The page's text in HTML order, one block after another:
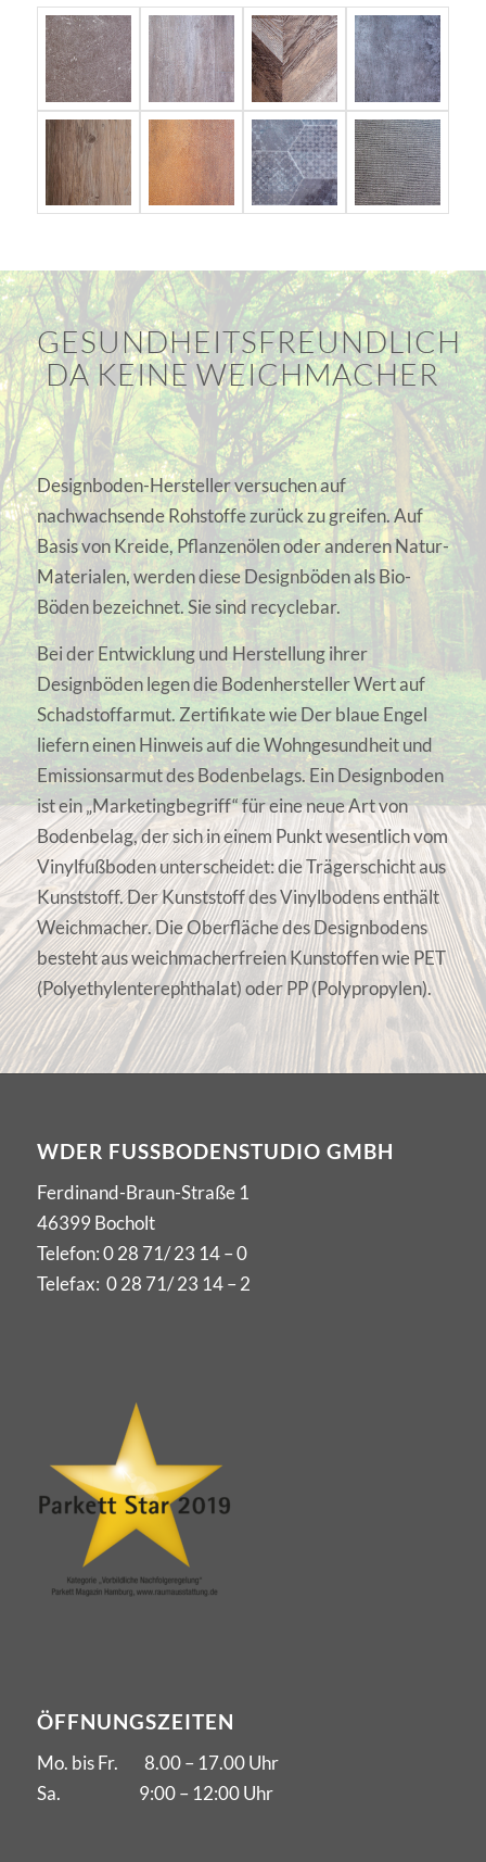
GESUNDHEITSFREUNDLICH
DA KEINE WEICHMACHER
Designboden-Hersteller versuchen auf
nachwachsende Rohstoffe zurück zu greifen. Auf
Basis von Kreide, Pflanzenölen oder anderen Natur-
Materialen, werden diese Designböden als Bio-
Böden bezeichnet. Sie sind recyclebar.
Bei der Entwicklung und Herstellung ihrer
Designböden legen die Bodenhersteller Wert auf
Schadstoffarmut. Zertifikate wie Der blaue Engel
liefern einen Hinweis auf die Wohngesundheit und
Emissionsarmut des Bodenbelags. Ein Designboden
ist ein „Marketingbegriff“ für eine neue Art von
Bodenbelag, der sich in einem Punkt wesentlich vom
Vinylfußboden unterscheidet: die Trägerschicht aus
Kunststoff. Der Kunststoff des Vinylbodens enthält
Weichmacher. Die Oberfläche des Designbodens
besteht aus weichmacherfreien Kunstoffen wie PET
(Polyethylenterephthalat) oder PP (Polypropylen).
WDER FUSSBODENSTUDIO GMBH
Ferdinand-Braun-Straße 1
46399 Bocholt
Telefon:0 28 71/ 23 14 – 0
Telefax: 0 28 71/ 23 14 – 2
ÖFFNUNGSZEITEN
Mo. bis Fr. 8.00 – 17.00 Uhr
Sa. 9:00 – 12:00 Uhr